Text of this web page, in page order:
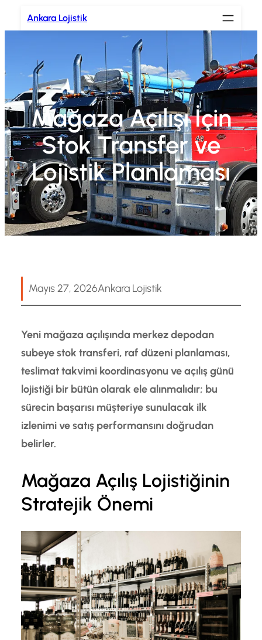
İçeriğe
geç
Ankara Lojistik
Mağaza Açılışı İçin
Stok Transfer ve
Lojistik Planlaması
Mayıs 27, 2026Ankara Lojistik
Yeni mağaza açılışında merkez depodan
subeye stok transferi, raf düzeni planlaması,
teslimat takvimi koordinasyonu ve açılış günü
lojistiği bir bütün olarak ele alınmalıdır; bu
sürecin başarısı müşteriye sunulacak ilk
izlenimi ve satış performansını doğrudan
belirler.
Mağaza Açılış Lojistiğinin
Stratejik Önemi